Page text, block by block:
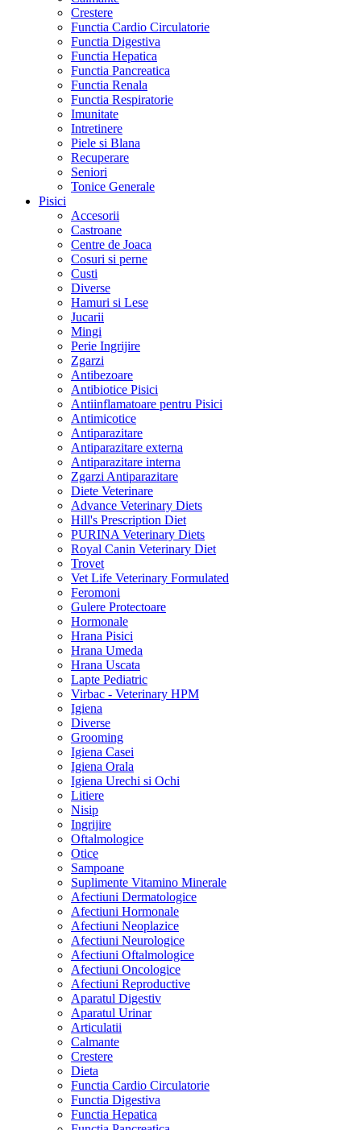
Crestere
Functia Cardio Circulatorie
Functia Digestiva
Functia Hepatica
Functia Pancreatica
Functia Renala
Functia Respiratorie
Imunitate
Intretinere
Piele si Blana
Recuperare
Seniori
Tonice Generale
Pisici
Accesorii
Castroane
Centre de Joaca
Cosuri si perne
Custi
Diverse
Hamuri si Lese
Jucarii
Mingi
Perie Ingrijire
Zgarzi
Antibezoare
Antibiotice Pisici
Antiinflamatoare pentru Pisici
Antimicotice
Antiparazitare
Antiparazitare externa
Antiparazitare interna
Zgarzi Antiparazitare
Diete Veterinare
Advance Veterinary Diets
Hill's Prescription Diet
PURINA Veterinary Diets
Royal Canin Veterinary Diet
Trovet
Vet Life Veterinary Formulated
Feromoni
Gulere Protectoare
Hormonale
Hrana Pisici
Hrana Umeda
Hrana Uscata
Lapte Pediatric
Virbac - Veterinary HPM
Igiena
Diverse
Grooming
Igiena Casei
Igiena Orala
Igiena Urechi si Ochi
Litiere
Nisip
Ingrijire
Oftalmologice
Otice
Sampoane
Suplimente Vitamino Minerale
Afectiuni Dermatologice
Afectiuni Hormonale
Afectiuni Neoplazice
Afectiuni Neurologice
Afectiuni Oftalmologice
Afectiuni Oncologice
Afectiuni Reproductive
Aparatul Digestiv
Aparatul Urinar
Articulatii
Calmante
Crestere
Dieta
Functia Cardio Circulatorie
Functia Digestiva
Functia Hepatica